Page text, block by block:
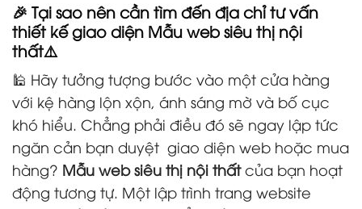
🎉 Tại sao nên cần tìm đến địa chỉ tư vấn
thiết kế giao diện Mẫu web siêu thị nội
thất⚠️
🕌 Hãy tưởng tượng bước vào một cửa hàng
với kệ hàng lộn xộn, ánh sáng mờ và bố cục
khó hiểu. Chẳng phải điều đó sẽ ngay lập tức
ngăn cản bạn duyệt giao diện web hoặc mua
hàng? Mẫu web siêu thị nội thấtcủa bạn hoạt
động tương tự. Một lập trình trang website